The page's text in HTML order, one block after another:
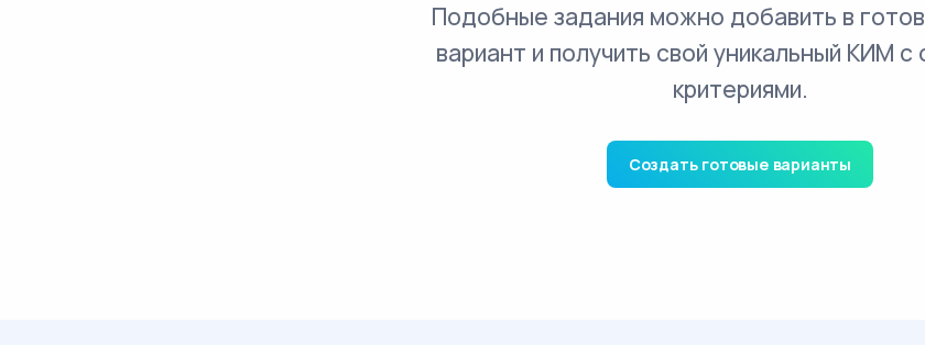
Подобные задания можно добавить в
вариант и получить свой уникальный КИМ с
критериями.
Создать готовые варианты